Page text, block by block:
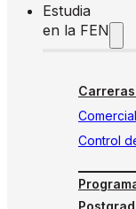
Estudia
en la FEN
Comercial
Control